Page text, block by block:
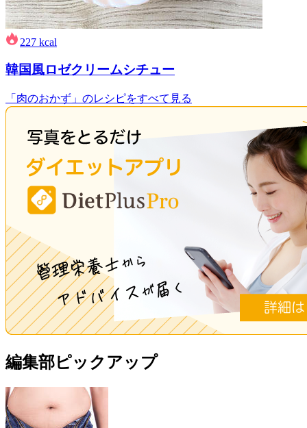
227 kcal
韓国風ロゼクリームシチュー
「肉のおかず」のレシピをすべて見る
編集部ピックアップ